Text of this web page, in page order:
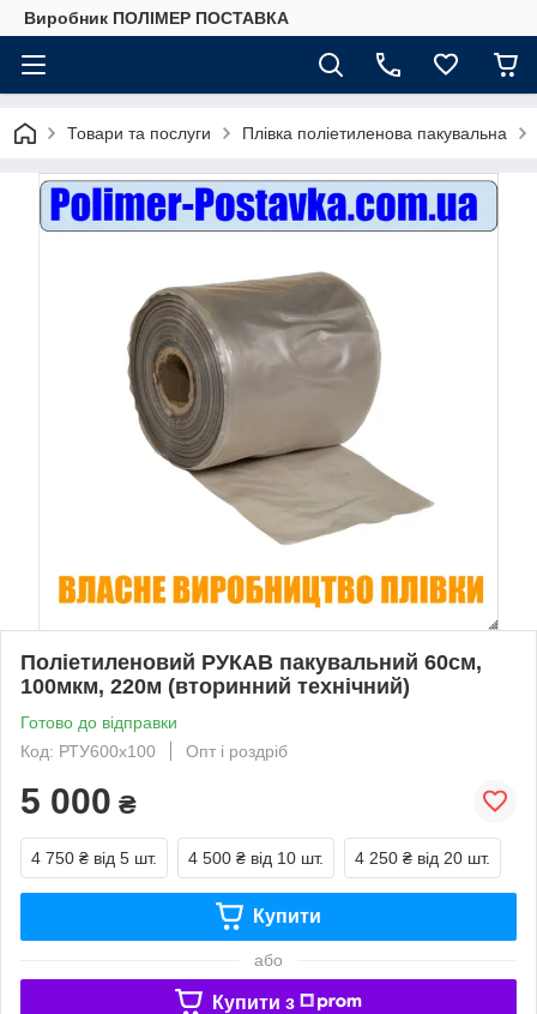
Виробник ПОЛІМЕР ПОСТАВКА
Товари та послуги Плівка поліетиленова пакувальна
Поліетиленовий РУКАВ пакувальний 60см,
100мкм, 220м (вторинний технічний)
Готово до відправки
Код: РТУ600х100
Опт і роздріб
5 000 ₴
4 750 ₴ від 5 шт. 4 500 ₴ від 10 шт. 4 250 ₴ від 20 шт.
Купити
або
Купити з